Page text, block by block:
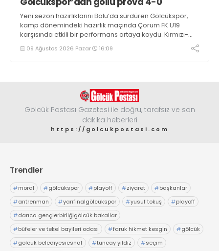
Yeni sezon hazırlıklarını Bolu’da sürdüren Gölcükspor,
kamp dönemindeki hazırlık maçında Çorum FK U19
karşısında etkili bir performans ortaya koydu. Kırmızı-
siyahlılar, iki devrede bulduğu gollerle rakibini 4-0
mağlup etti
09 Ağustos 2026 Pazar 16:09
Gölcük Postası Gazetesi ile doğru, tarafsız ve son
dakika heberleri
https://golcukpostasi.com
Trendler
#moral #gölcükspor #playoff #ziyaret #başkanlar
#antrenman #yarıfinalgölcükspor #yusuf tokuş #playoff
#darıca gençlerbirliğigölcük bakallar
#büfeler ve tekel bayileri odası #faruk hikmet kesgin #gölcük
#gölcük belediyesiesnaf #tuncay yıldız #seçim